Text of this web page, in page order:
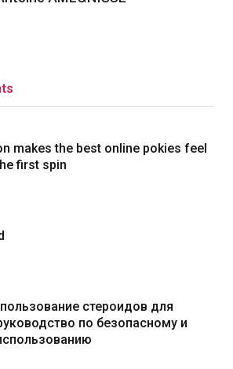
makes the best online pokies feel
first spin
стероидов для
по безопасному и